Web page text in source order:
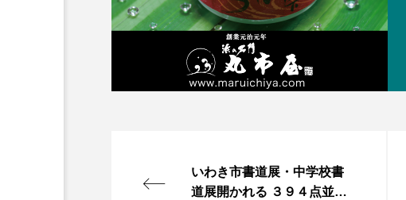
いわき市書道展・中学校書
道展開かれる ３９４点並ぶ